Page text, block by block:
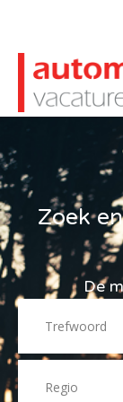
Zoek
De